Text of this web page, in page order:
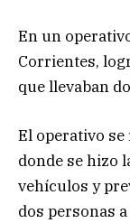
En un
Corrientes,
que llevaban
El operativo se
donde se hizo
vehículos y
dos personas